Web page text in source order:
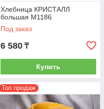
Хлебница КРИСТАЛЛ
большая М1186
Под заказ
6 580 ₸
Купить
Топ продаж